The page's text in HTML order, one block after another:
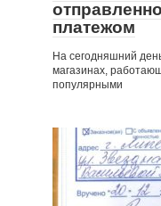
платежом
На сегодняшний
магазинах,
популярными